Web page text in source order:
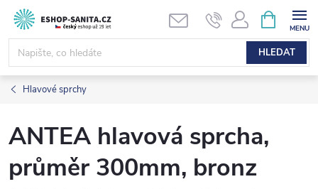
Přejít
obsah
HLEDAT
NÁKUPNÍ
KOŠÍK
Hlavové sprchy
ANTEA hlavová sprcha,
průměr 300mm, bronz